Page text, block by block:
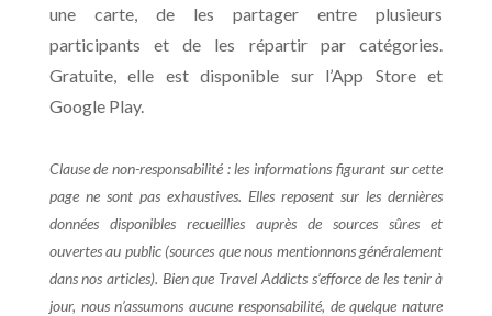
une carte, de les partager entre plusieurs
participants et de les répartir par catégories.
Gratuite, elle est disponible sur l’App Store et
Google Play.
Clause de non-responsabilité : les informations figurant sur cette
page ne sont pas exhaustives. Elles reposent sur les dernières
données disponibles recueillies auprès de sources sûres et
ouvertes au public (sources que nous mentionnons généralement
dans nos articles). Bien que Travel Addicts s’efforce de les tenir à
jour, nous n’assumons aucune responsabilité, de quelque nature